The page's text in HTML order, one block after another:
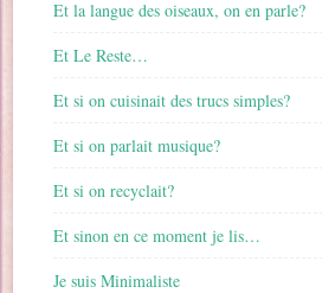
Et la langue des oiseaux, on en parle?
Et Le Reste…
Et si on cuisinait des trucs simples?
Et si on parlait musique?
Et si on recyclait?
Et sinon en ce moment je lis…
Je suis Minimaliste